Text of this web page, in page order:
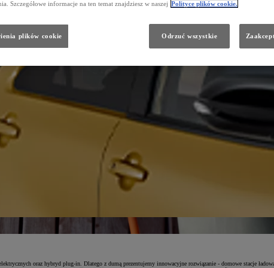
oraz hybryd plug-in. Dlatego z dumą prezentujemy innowacyjne rozwiązanie - domowe stacje
Szczegółowe informacje na ten temat znajdziesz w naszej Polityce plików cookie.
Odrzuć wszystkie
plików cookie